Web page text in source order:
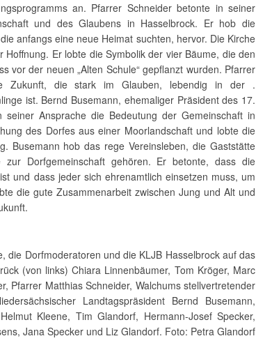
an. Pfarrer Schneider betonte in seiner
und des Glaubens in Hasselbrock. Er hob die
anfangs eine neue Heimat suchten, hervor. Die Kirche
Er lobte die Symbolik der vier Bäume, die den
vor der neuen „Alten Schule“ gepflanzt wurden. Pfarrer
Zukunft, die stark im Glauben, lebendig in der .
ist. Bernd Busemann, ehemaliger Präsident des 17.
seiner Ansprache die Bedeutung der Gemeinschaft in
des Dorfes aus einer Moorlandschaft und lobte die
Busemann hob das rege Vereinsleben, die Gaststätte
Dorfgemeinschaft gehören. Er betonte, dass die
und dass jeder sich ehrenamtlich einsetzen muss, um
die gute Zusammenarbeit zwischen Jung und Alt und
die Dorfmoderatoren und die KLJB Hasselbrock auf das
(von links) Chiara Linnenbäumer, Tom Kröger, Marc
Pfarrer Matthias Schneider, Walchums stellvertretender
Landtagspräsident Bernd Busemann,
Kleene, Tim Glandorf, Hermann-Josef Specker,
Jana Specker und Liz Glandorf. Foto: Petra Glandorf